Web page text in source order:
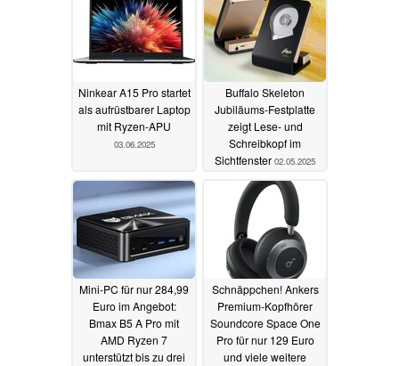
Ninkear A15 Pro startet
als aufrüstbarer Laptop
mit Ryzen-APU
03.06.2025
Buffalo Skeleton
Jubiläums-Festplatte
zeigt Lese- und
Schreibkopf im
Sichtfenster 02.05.2025
Mini-PC für nur 284,99
Euro im Angebot:
Bmax B5 A Pro mit
AMD Ryzen 7
unterstützt bis zu drei
Schnäppchen! Ankers
Premium-Kopfhörer
Soundcore Space One
Pro für nur 129 Euro
und viele weitere